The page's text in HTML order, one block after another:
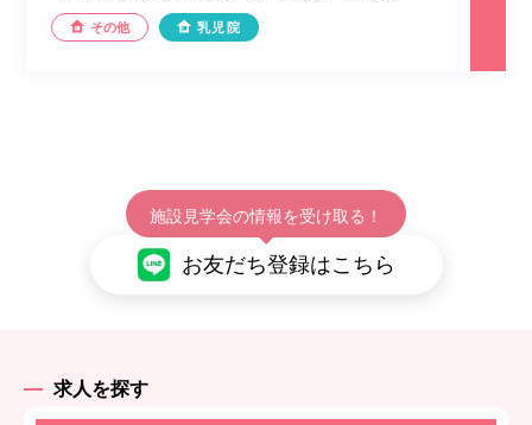
その他 乳児院
施設見学会の情報を受け取る！
お友だち登録はこちら
求人を探す